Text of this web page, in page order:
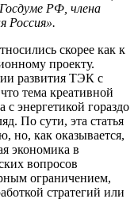
РФ, члена
Россия».
скорее как к
проекту.
развития ТЭК с
тема креативной
энергетикой гораздо
По сути, эта статья
но, как оказывается,
экономика в
вопросов
ограничением,
стратегий или